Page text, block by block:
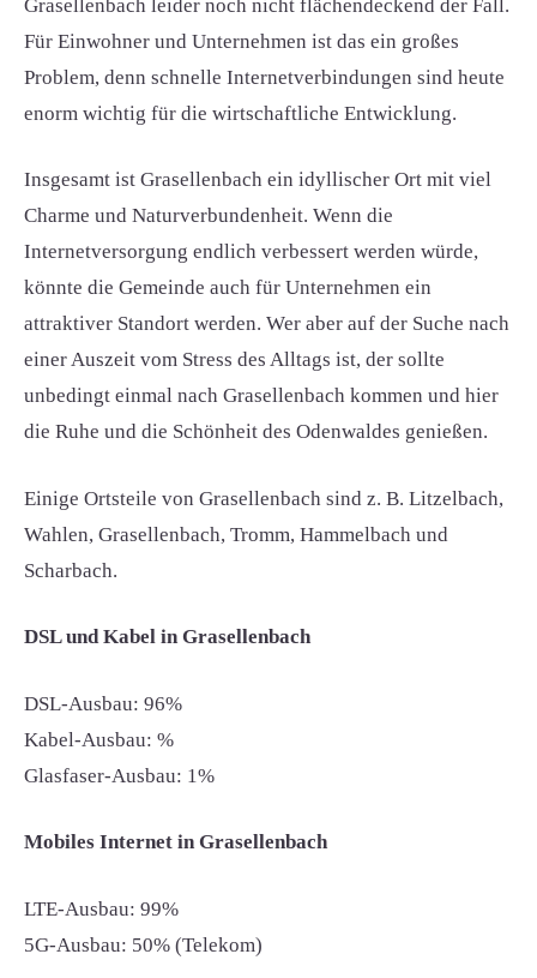
Grasellenbach leider noch nicht flächendeckend der Fall.
Für Einwohner und Unternehmen ist das ein großes
Problem, denn schnelle Internetverbindungen sind heute
enorm wichtig für die wirtschaftliche Entwicklung.
Insgesamt ist Grasellenbach ein idyllischer Ort mit viel
Charme und Naturverbundenheit. Wenn die
Internetversorgung endlich verbessert werden würde,
könnte die Gemeinde auch für Unternehmen ein
attraktiver Standort werden. Wer aber auf der Suche nach
einer Auszeit vom Stress des Alltags ist, der sollte
unbedingt einmal nach Grasellenbach kommen und hier
die Ruhe und die Schönheit des Odenwaldes genießen.
Einige Ortsteile von Grasellenbach sind z. B. Litzelbach,
Wahlen, Grasellenbach, Tromm, Hammelbach und
Scharbach.
DSL und Kabel in Grasellenbach
DSL-Ausbau: 96%
Kabel-Ausbau: %
Glasfaser-Ausbau: 1%
Mobiles Internet in Grasellenbach
LTE-Ausbau: 99%
5G-Ausbau: 50% (Telekom)